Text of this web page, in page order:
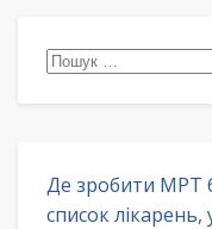
Пошук:
Де зробити МРТ
список